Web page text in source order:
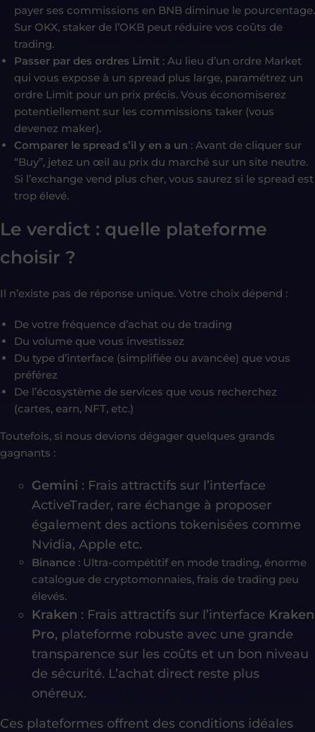
payer ses commissions en BNB diminue le pourcentage.
Sur OKX, staker de l’OKB peut réduire vos coûts de
trading.
Passer par des ordres Limit : Au lieu d’un ordre Market
qui vous expose à un spread plus large, paramétrez un
ordre Limit pour un prix précis. Vous économiserez
potentiellement sur les commissions taker (vous
devenez maker).
Comparer le spread s’il y en a un : Avant de cliquer sur
“Buy”, jetez un œil au prix du marché sur un site neutre.
Si l’exchange vend plus cher, vous saurez si le spread est
trop élevé.
Le verdict : quelle plateforme
choisir ?
Il n’existe pas de réponse unique. Votre choix dépend :
De votre fréquence d’achat ou de trading
Du volume que vous investissez
Du type d’interface (simplifiée ou avancée) que vous
préférez
De l’écosystème de services que vous recherchez
(cartes, earn, NFT, etc.)
Toutefois, si nous devions dégager quelques grands
gagnants :
Gemini : Frais attractifs sur l’interface
ActiveTrader, rare échange à proposer
également des actions tokenisées comme
Nvidia, Apple etc.
Binance : Ultra-compétitif en mode trading, énorme
catalogue de cryptomonnaies, frais de trading peu
élevés.
Kraken : Frais attractifs sur l’interface Kraken
Pro, plateforme robuste avec une grande
transparence sur les coûts et un bon niveau
de sécurité. L’achat direct reste plus
onéreux.
Ces plateformes offrent des conditions idéales